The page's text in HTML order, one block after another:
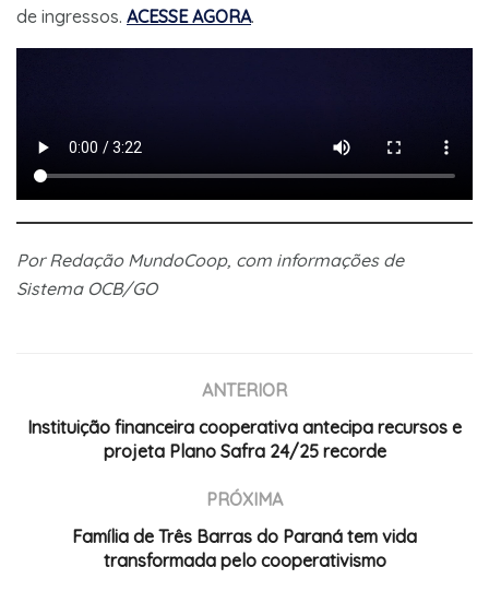
de ingressos. ACESSE AGORA.
Por Redação MundoCoop, com informações de
Sistema OCB/GO
ANTERIOR
Instituição financeira cooperativa antecipa recursos e
projeta Plano Safra 24/25 recorde
PRÓXIMA
Família de Três Barras do Paraná tem vida
transformada pelo cooperativismo